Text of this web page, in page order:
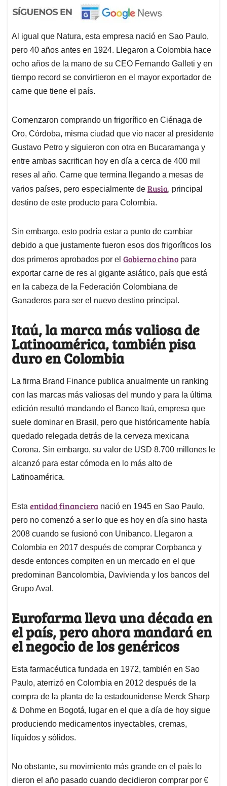
Al igual que Natura, esta empresa nació en Sao Paulo,
pero 40 años antes en 1924. Llegaron a Colombia hace
ocho años de la mano de su CEO Fernando Galleti y en
tiempo record se convirtieron en el mayor exportador de
carne que tiene el país.
Comenzaron comprando un frigorífico en Ciénaga de
Oro, Córdoba, misma ciudad que vio nacer al presidente
Gustavo Petro y siguieron con otra en Bucaramanga y
entre ambas sacrifican hoy en día a cerca de 400 mil
reses al año. Carne que termina llegando a mesas de
varios países, pero especialmente de Rusia, principal
destino de este producto para Colombia.
Sin embargo, esto podría estar a punto de cambiar
debido a que justamente fueron esos dos frigoríficos los
dos primeros aprobados por el Gobierno chino para
exportar carne de res al gigante asiático, país que está
en la cabeza de la Federación Colombiana de
Ganaderos para ser el nuevo destino principal.
Itaú, la marca más valiosa de
Latinoamérica, también pisa
duro en Colombia
La firma Brand Finance publica anualmente un ranking
con las marcas más valiosas del mundo y para la última
edición resultó mandando el Banco Itaú, empresa que
suele dominar en Brasil, pero que históricamente había
quedado relegada detrás de la cerveza mexicana
Corona. Sin embargo, su valor de USD 8.700 millones le
alcanzó para estar cómoda en lo más alto de
Latinoamérica.
Esta entidad financiera nació en 1945 en Sao Paulo,
pero no comenzó a ser lo que es hoy en día sino hasta
2008 cuando se fusionó con Unibanco. Llegaron a
Colombia en 2017 después de comprar Corpbanca y
desde entonces compiten en un mercado en el que
predominan Bancolombia, Davivienda y los bancos del
Grupo Aval.
Eurofarma lleva una década en
el país, pero ahora mandará en
el negocio de los genéricos
Esta farmacéutica fundada en 1972, también en Sao
Paulo, aterrizó en Colombia en 2012 después de la
compra de la planta de la estadounidense Merck Sharp
& Dohme en Bogotá, lugar en el que a día de hoy sigue
produciendo medicamentos inyectables, cremas,
líquidos y sólidos.
No obstante, su movimiento más grande en el país lo
dieron el año pasado cuando decidieron comprar por €